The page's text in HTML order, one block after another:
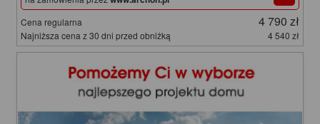
Cena regularna 4 790 zł
Najniższa cena z 30 dni przed obniżką 4 540 zł